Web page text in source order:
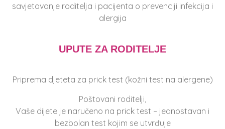
savjetovanje roditelja i pacijenta o prevenciji infekcija i
alergija
UPUTE ZA RODITELJE
Priprema djeteta za prick test (kožni test na alergene)
Poštovani roditelji,
Vaše dijete je naručeno na prick test – jednostavan i
bezbolan test kojim se utvrđuje